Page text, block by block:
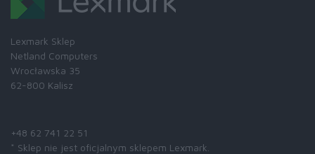
Lexmark Sklep
Netland Computers
Wrocławska 35
62-800 Kalisz
+48 62 741 22 51
* Sklep nie jest oficjalnym sklepem Lexmark.